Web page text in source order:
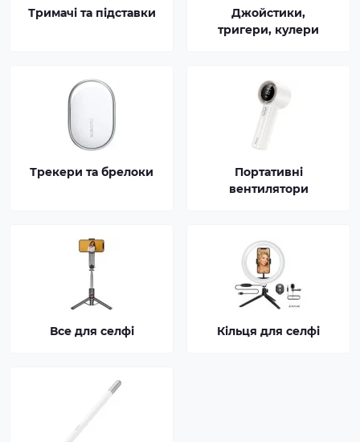
Тримачі та підставки
Джойстики,
тригери, кулери
Трекери та брелоки
Портативні
вентилятори
Все для селфі Кільця для селфі